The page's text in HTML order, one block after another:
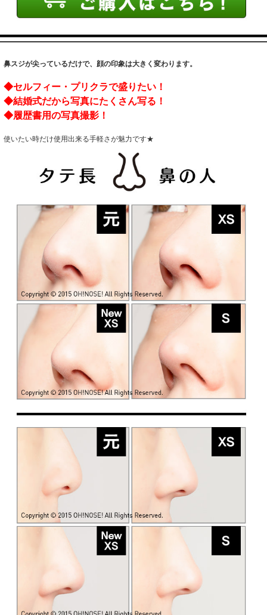
鼻スジが尖っているだけで、顔の印象は大きく変わります。
◆セルフィー・プリクラで盛りたい！
◆結婚式だから写真にたくさん写る！
◆履歴書用の写真撮影！
使いたい時だけ使用出来る手軽さが魅力です★